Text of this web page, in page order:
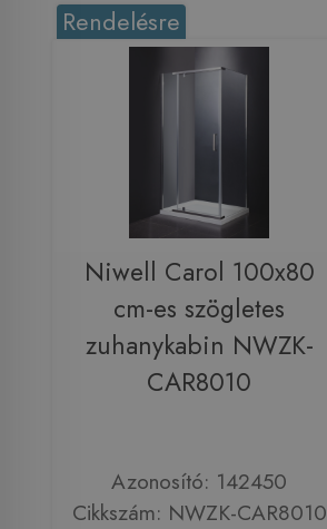
Rendelésre
Niwell Carol 100x80
cm-es szögletes
zuhanykabin NWZK-
CAR8010
Azonosító: 142450
Cikkszám: NWZK-CAR8010